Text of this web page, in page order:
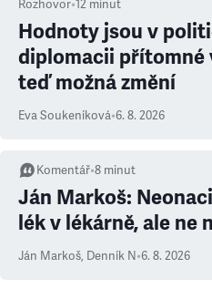
Rozhovor•12 minut
Hodnoty jsou v
diplomacii přítomné
teď možná změní
Eva Soukeníková•6. 8. 2026
Komentář•8 minut
Ján Markoš:
lék v lékárně, ale ne
Ján Markoš, Denník N•6. 8. 2026